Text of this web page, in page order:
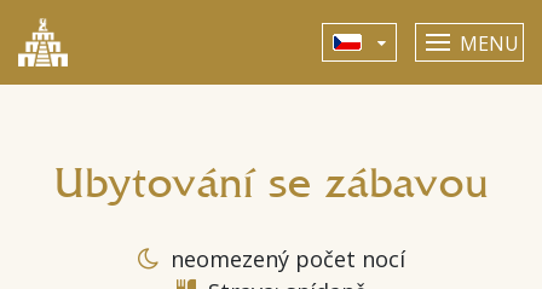
MENU
Ubytování se zábavou
neomezený počet nocí